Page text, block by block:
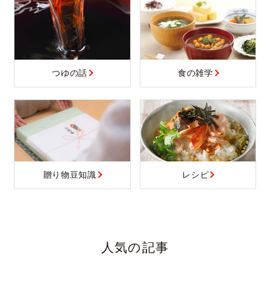
つゆの話 食の雑学
贈り物豆知識 レシピ
人気の記事